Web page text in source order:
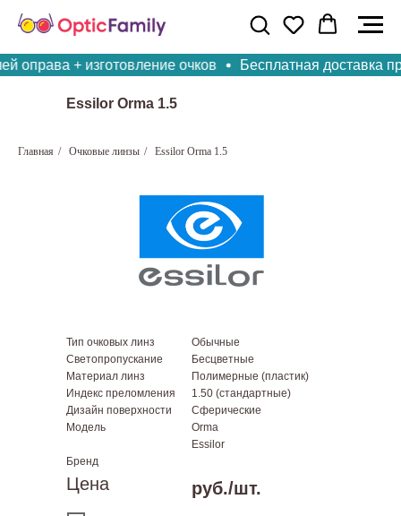
оправа + изготовление очков Бесплатная доставка
Essilor Orma 1.5
Главная / Очковые линзы / Essilor Orma 1.5
Тип очковых линз
Светопропускание
Материал линз
Индекс преломления
Дизайн поверхности
Модель
Бренд
Обычные
Бесцветные
Полимерные (пластик)
1.50 (стандартные)
Сферические
Orma
Essilor
Цена руб./шт.